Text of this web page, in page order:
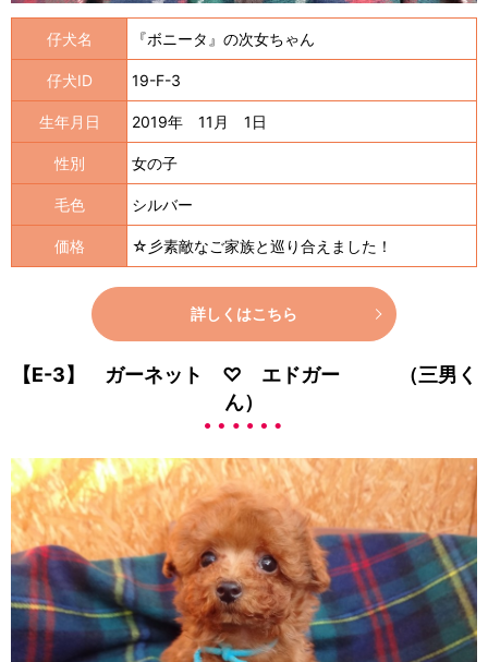
仔犬名 『ボニータ』の次女ちゃん
仔犬ID 19-F-3
生年月日 2019年 11月 1日
性別 女の子
毛色 シルバー
価格 ☆彡素敵なご家族と巡り合えました！
詳しくはこちら
【E-3】 ガーネット ♡ エドガー （三男く
ん）